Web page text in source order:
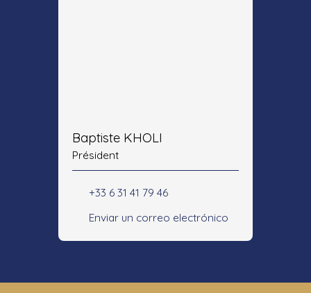
Baptiste KHOLI
Président
+33 6 31 41 79 46
Enviar un correo electrónico